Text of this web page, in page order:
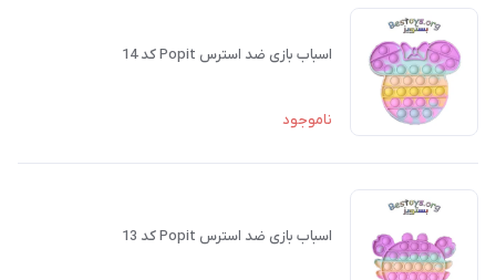
اسباب بازی ضد استرس Popit کد 14
ناموجود
اسباب بازی ضد استرس Popit کد 13